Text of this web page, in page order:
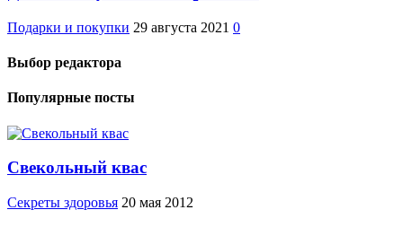
Подарки и покупки 29 августа 2021 0
Выбор редактора
Популярные посты
Свекольный квас
Cекреты здоровья 20 мая 2012